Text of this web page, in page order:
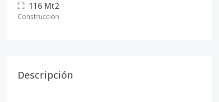
116 Mt2
Construcción
Descripción